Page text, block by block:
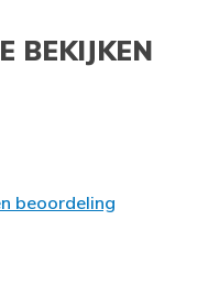
BEKIJKEN
beoordeling